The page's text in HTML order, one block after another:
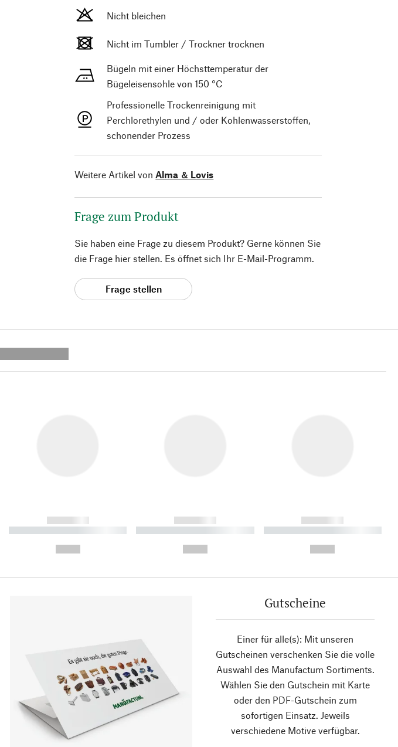
Nicht bleichen
Nicht im Tumbler / Trockner trocknen
Bügeln mit einer Höchsttemperatur der
Bügeleisensohle von 150 °C
Professionelle Trockenreinigung mit
Perchlorethylen und / oder Kohlenwasserstoffen,
schonender Prozess
Weitere Artikel von Alma ＆ Lovis
Frage zum Produkt
Sie haben eine Frage zu diesem Produkt? Gerne können Sie
die Frage hier stellen. Es öffnet sich Ihr E-Mail-Programm.
Frage stellen
------------
----------- ----------- ----------
------------
----------- ----------- ----------
------------
----------- ----------- ----------
Gutscheine
Einer für alle(s): Mit unseren
Gutscheinen verschenken Sie die volle
Auswahl des Manufactum Sortiments.
Wählen Sie den Gutschein mit Karte
oder den PDF-Gutschein zum
sofortigen Einsatz. Jeweils
verschiedene Motive verfügbar.